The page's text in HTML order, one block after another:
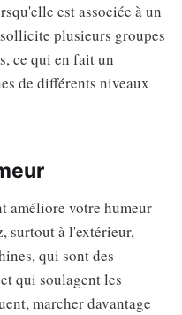
est associée à un
plusieurs groupes
ce qui en fait un
de différents niveaux
améliore votre humeur
surtout à l'extérieur,
qui sont des
qui soulagent les
marcher davantage